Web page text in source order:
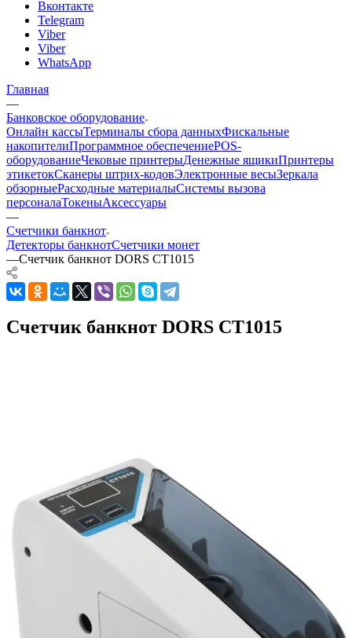
Вконтакте
Telegram
Viber
Viber
WhatsApp
Главная
—
Банковское оборудование
Онлайн кассыТерминалы сбора данныхФискальные
накопителиПрограммное обеспечениеPOS-
оборудованиеЧековые принтерыДенежные ящикиПринтеры
этикетокСканеры штрих-кодовЭлектронные весыЗеркала
обзорныеРасходные материалыСистемы вызова
персоналаТокеныАксессуары
—
Счетчики банкнот
Детекторы банкнотСчетчики монет
—Счетчик банкнот DORS CT1015
Счетчик банкнот DORS CT1015